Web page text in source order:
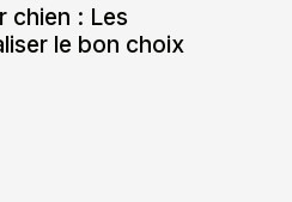
chien : Les
le bon choix